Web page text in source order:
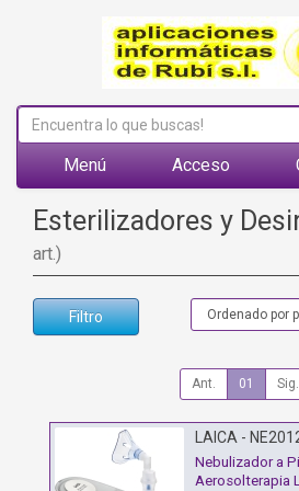
Menú Acceso
Esterilizadores y
art.)
Filtro
Ant. 01 Sig.
LAICA -
Nebulizador a
Aerosolterapia